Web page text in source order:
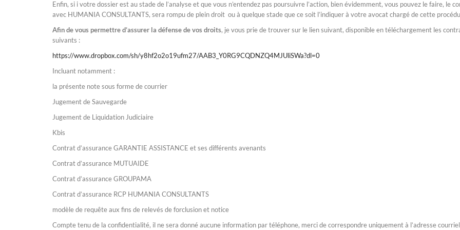
Enfin, si i votre dossier est au stade de l’analyse et que vous n’entendez pas poursuivre l’action, bien évidemment, vous pouvez le faire, le
avec HUMANIA CONSULTANTS, sera rompu de plein droit ou à quelque stade que ce soit l’indiquer à votre avocat chargé de cette
Afin de vous permettre d’assurer la défense de vos droits, je vous prie de trouver sur le lien suivant, disponible en téléchargement les
suivants :
https://www.dropbox.com/sh/y8hf2o2o19ufm27/AAB3_Y0RG9CQDNZQ4MJUliSWa?dl=0
Incluant notamment :
la présente note sous forme de courrier
Jugement de Sauvegarde
Jugement de Liquidation Judiciaire
Kbis
Contrat d’assurance GARANTIE ASSISTANCE et ses différents avenants
Contrat d’assurance MUTUAIDE
Contrat d’assurance GROUPAMA
Contrat d’assurance RCP HUMANIA CONSULTANTS
modèle de requête aux fins de relevés de forclusion et notice
Compte tenu de la confidentialité, il ne sera donné aucune information par téléphone, merci de correspondre uniquement à l’adresse